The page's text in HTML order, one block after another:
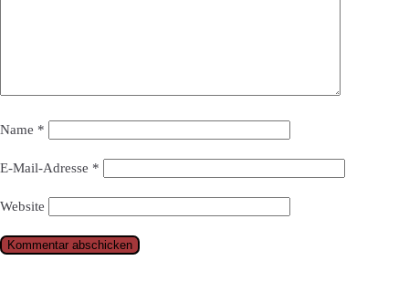
Name *
E-Mail-Adresse *
Website